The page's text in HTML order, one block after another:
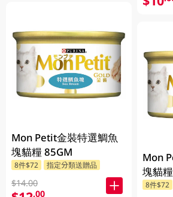
Mon Petit金裝特選鯛魚
塊貓糧 85GM
8件$72 指定分類送贈品
$14.00
.00
Mon
塊貓
8件$72